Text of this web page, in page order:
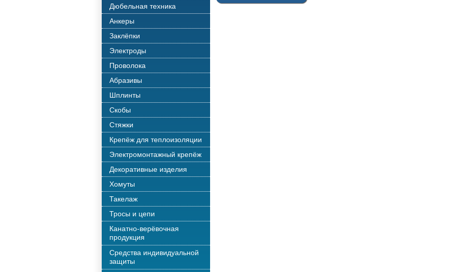
Дюбельная техника
Анкеры
Заклёпки
Электроды
Проволока
Абразивы
Шплинты
Скобы
Стяжки
Крепёж для теплоизоляции
Электромонтажный крепёж
Декоративные изделия
Хомуты
Такелаж
Тросы и цепи
Канатно-верёвочная
продукция
Средства индивидуальной
защиты